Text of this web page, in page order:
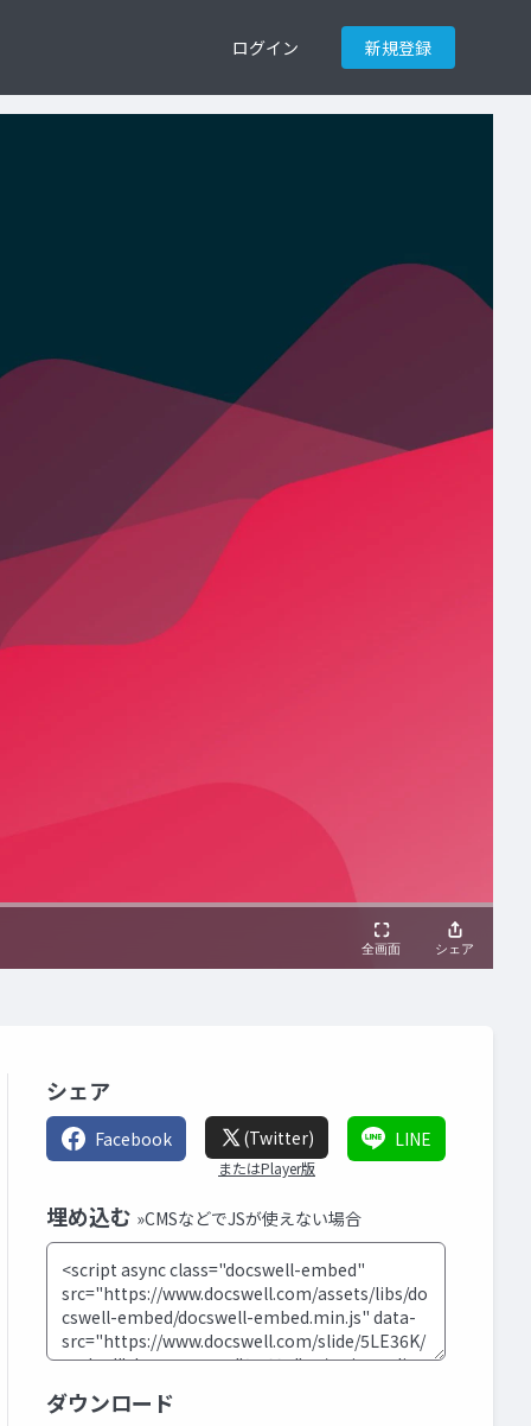
ログイン 新規登録
シェア
Facebook (Twitter)
またはPlayer版
LINE
埋め込む »CMSなどでJSが使えない場合
ダウンロード